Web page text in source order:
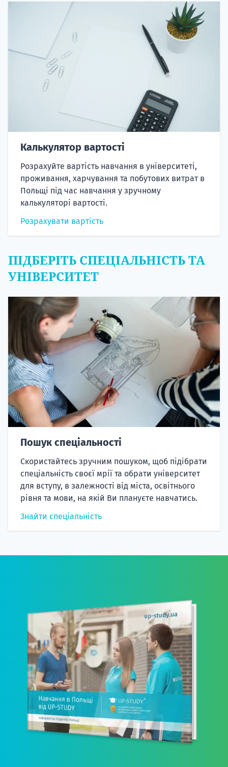
Калькулятор вартості
Розрахуйте вартість навчання в університеті,
проживання, харчування та побутових витрат в
Польщі під час навчання у зручному
калькуляторі вартості.
Розрахувати вартість
ПІДБЕРІТЬ СПЕЦІАЛЬНІСТЬ ТА
УНІВЕРСИТЕТ
Пошук спеціальності
Скористайтесь зручним пошуком, щоб підібрати
спеціальність своєї мрії та обрати університет
для вступу, в залежності від міста, освітнього
рівня та мови, на якій Ви плануєте навчатись.
Знайти спеціальність